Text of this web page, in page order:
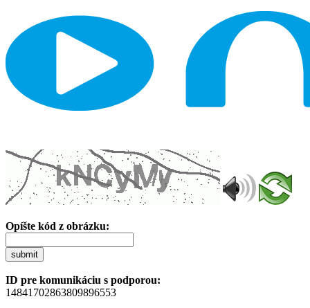
Opíšte kód z obrázku:
submit
ID pre komunikáciu s podporou:
14841702863809896553